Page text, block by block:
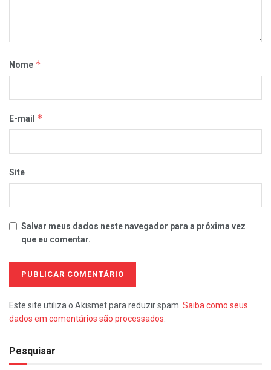
Nome *
E-mail *
Site
Salvar meus dados neste navegador para a próxima vez
que eu comentar.
Este site utiliza o Akismet para reduzir spam. Saiba como seus
dados em comentários são processados.
Pesquisar